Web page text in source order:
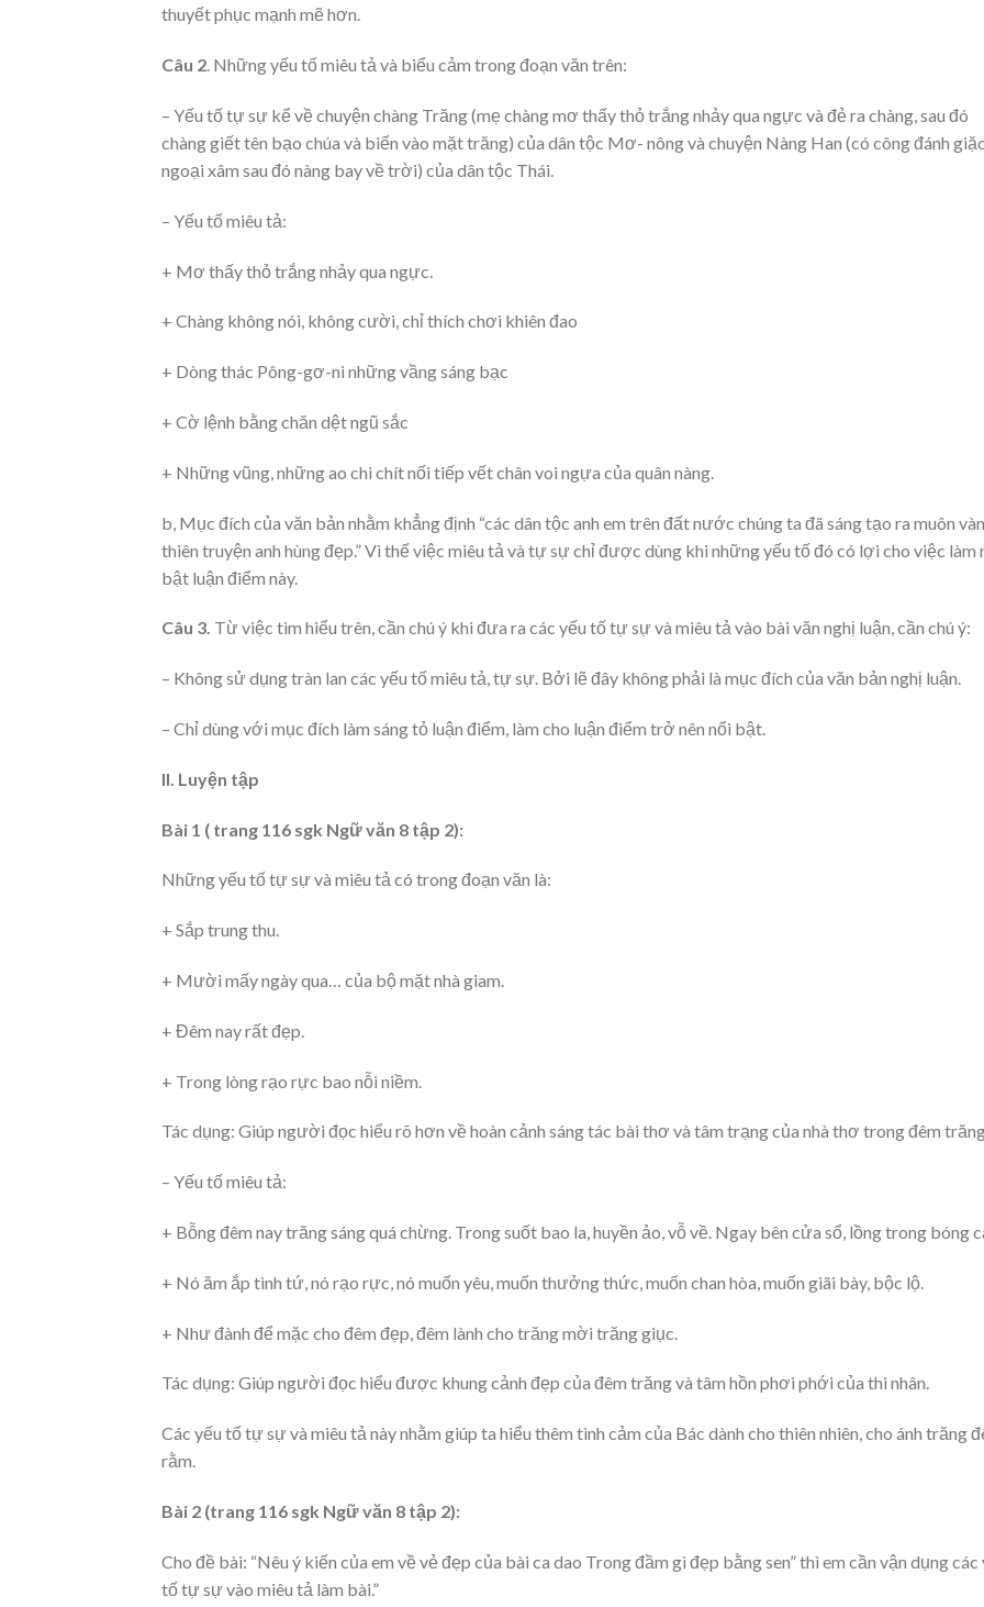
thuyết phục mạnh mẽ hơn.
Câu 2. Những yếu tố miêu tả và biểu cảm trong đoạn văn trên:
– Yếu tố tự sự kể về chuyện chàng Trăng (mẹ chàng mơ thấy thỏ trắng nhảy qua ngực và đẻ ra chàng, sau đó
chàng giết tên bạo chúa và biến vào mặt trăng) của dân tộc Mơ- nông và chuyện Nàng Han (có công đánh giặc
ngoại xâm sau đó nàng bay về trời) của dân tộc Thái.
– Yếu tố miêu tả:
+ Mơ thấy thỏ trắng nhảy qua ngực.
+ Chàng không nói, không cười, chỉ thích chơi khiên đao
+ Dòng thác Pông-gơ-ni những vầng sáng bạc
+ Cờ lệnh bằng chăn dệt ngũ sắc
+ Những vũng, những ao chi chít nối tiếp vết chân voi ngựa của quân nàng.
b, Mục đích của văn bản nhằm khẳng định “các dân tộc anh em trên đất nước chúng ta đã sáng tạo ra muôn vàn
thiên truyện anh hùng đẹp.” Vì thế việc miêu tả và tự sự chỉ được dùng khi những yếu tố đó có lợi cho việc làm
bật luận điểm này.
Câu 3. Từ việc tìm hiểu trên, cần chú ý khi đưa ra các yếu tố tự sự và miêu tả vào bài văn nghị luận, cần chú ý:
– Không sử dụng tràn lan các yếu tố miêu tả, tự sự. Bởi lẽ đây không phải là mục đích của văn bản nghị luận.
– Chỉ dùng với mục đích làm sáng tỏ luận điểm, làm cho luận điểm trở nên nổi bật.
II. Luyện tập
Bài 1 ( trang 116 sgk Ngữ văn 8 tập 2):
Những yếu tố tự sự và miêu tả có trong đoạn văn là:
+ Sắp trung thu.
+ Mười mấy ngày qua… của bộ mặt nhà giam.
+ Đêm nay rất đẹp.
+ Trong lòng rạo rực bao nỗi niềm.
Tác dụng: Giúp người đọc hiểu rõ hơn về hoàn cảnh sáng tác bài thơ và tâm trạng của nhà thơ trong đêm
– Yếu tố miêu tả:
+ Bỗng đêm nay trăng sáng quá chừng. Trong suốt bao la, huyền ảo, vỗ về. Ngay bên cửa sổ, lồng trong bóng
+ Nó ăm ắp tình tứ, nó rạo rực, nó muốn yêu, muốn thưởng thức, muốn chan hòa, muốn giãi bày, bộc lộ.
+ Như đành để mặc cho đêm đẹp, đêm lành cho trăng mời trăng giục.
Tác dụng: Giúp người đọc hiểu được khung cảnh đẹp của đêm trăng và tâm hồn phơi phới của thi nhân.
Các yếu tố tự sự và miêu tả này nhằm giúp ta hiểu thêm tình cảm của Bác dành cho thiên nhiên, cho ánh trăng
rằm.
Bài 2 (trang 116 sgk Ngữ văn 8 tập 2):
Cho đề bài: “Nêu ý kiến của em về vẻ đẹp của bài ca dao Trong đầm gì đẹp bằng sen” thì em cần vận dụng các
tố tự sự vào miêu tả làm bài.”